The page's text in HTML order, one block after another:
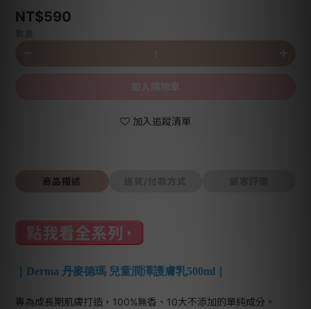
NT$590
加入追蹤清單
商品描述
｜Derma 丹麥德瑪 兒童潤澤護膚乳500ml｜
專為成長期肌膚打造，100%無香、10大不添加的單純成分。